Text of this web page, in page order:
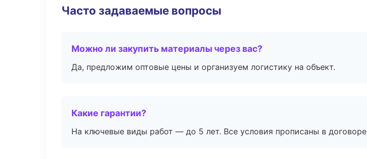
Часто задаваемые вопросы
Можно ли закупить материалы через вас?
Да, предложим оптовые цены и организуем логистику на объект.
Какие гарантии?
На ключевые виды работ — до 5 лет. Все условия прописаны в